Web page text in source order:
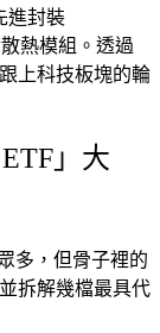
進封裝
熱模組。透過
上科技板塊的輪
」大
多，但骨子裡的
拆解幾檔最具代